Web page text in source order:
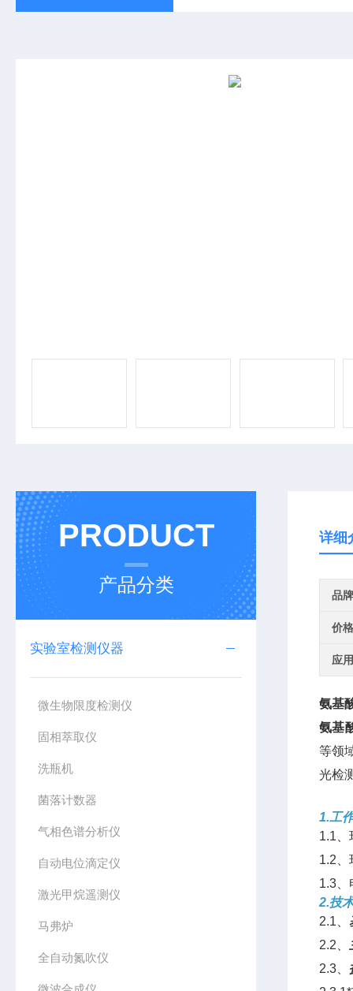
PRODUCT
产品分类
实验室检测仪器
微生物限度检测仪
固相萃取仪
洗瓶机
菌落计数器
气相色谱分析仪
自动电位滴定仪
激光甲烷遥测仪
马弗炉
全自动氮吹仪
详细
品牌
价
应
氨基
氨基
等领
光检
1.工
1.1
1.2、
1.3、
2.技
2.1、
2.2、
2.3、